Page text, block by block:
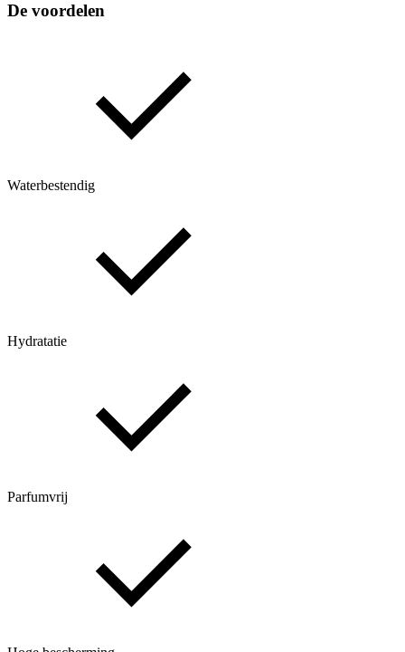
De voordelen
Waterbestendig
Hydratatie
Parfumvrij